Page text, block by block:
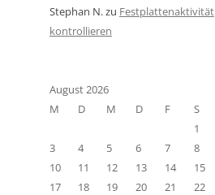
Stephan N.zu Festplattenaktivität
kontrollieren
August 2026
M
D M D F S
1
3
4 5 6 7 8
10
11 12 13 14 15
17
18 19 20 21 22